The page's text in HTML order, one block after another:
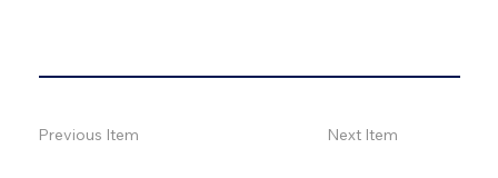
Previous Item Next Item